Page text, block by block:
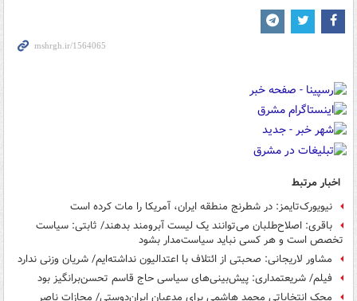
اخبار مرتبط
نیویورک‌تایمز: در شطرنج منطقه ایران، آمریکا را مات کرده است
باقری: اصلاح‌طلبان می‌توانند یک لیست آبرومند بدهند/ ثابتی: سیاست
تخصص است و هر کسی نباید سیاست‌مدار بشود
مشاور لاریجانی: صحبتی از ائتلاف با اعتدالیون نداشته‌ایم/ شریان وزنی ندارد
فیلم/ شریعتمداری: پیش‌بینی‌های سیاسی حاج قاسم تحسن‌برانگیز بود
محک انتخاباتی محمد هاشمی برای مدعیان ایران‌دوستی/ مجازات ناصر